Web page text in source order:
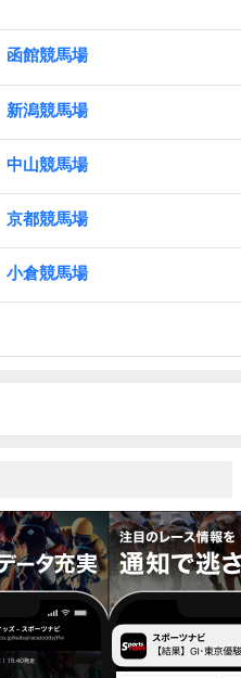
函館競馬場
新潟競馬場
中山競馬場
京都競馬場
小倉競馬場